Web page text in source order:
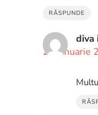
RĂSPUNDE
diva
28 ianuarie